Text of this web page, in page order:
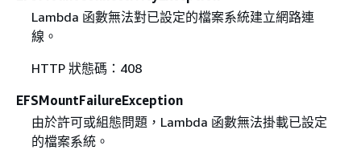
Lambda 函數無法對已設定的檔案系統建立網路連
線。
HTTP 狀態碼：408
EFSMountFailureException
由於許可或組態問題，Lambda 函數無法掛載已設定
的檔案系統。